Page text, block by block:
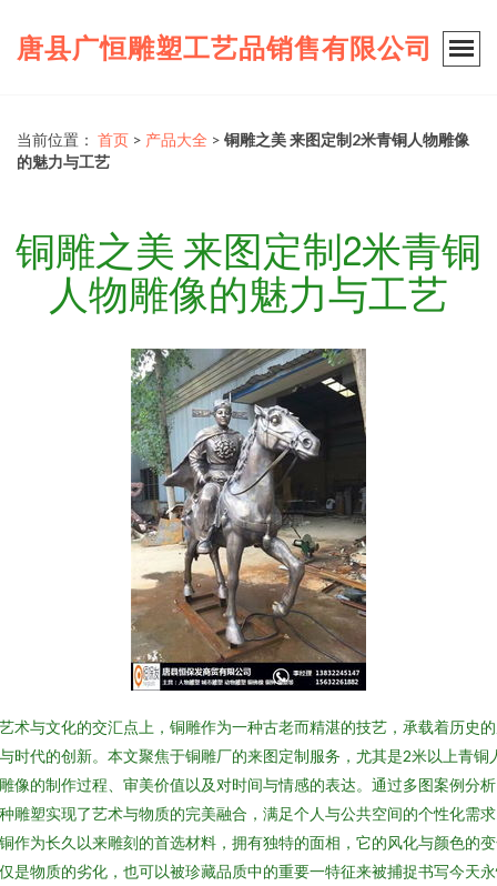
唐县广恒雕塑工艺品销售有限公司
当前位置： 首页 > 产品大全 > 铜雕之美 来图定制2米青铜人物雕像
的魅力与工艺
铜雕之美 来图定制2米青铜
人物雕像的魅力与工艺
术与文化的交汇点上，铜雕作为一种古老而精湛的技艺，承载着历史
时代的创新。本文聚焦于铜雕厂的来图定制服务，尤其是2米以上青铜
像的制作过程、审美价值以及对时间与情感的表达。通过多图案例分
雕塑实现了艺术与物质的完美融合，满足个人与公共空间的个性化需
作为长久以来雕刻的首选材料，拥有独特的面相，它的风化与颜色的
是物质的劣化，也可以被珍藏品质中的重要一特征来被捕捉书写今天